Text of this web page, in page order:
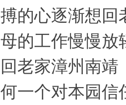
的心逐渐想
的工作慢慢
老家漳州南
一个对本园信